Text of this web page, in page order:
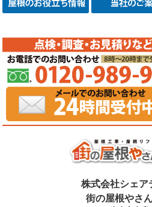
株式会社シェア
街の屋根やさ